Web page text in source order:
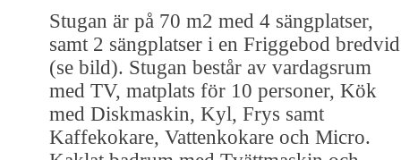
Stugan är på 70 m2 med 4 sängplatser,
samt 2 sängplatser i en Friggebod bredvid
(se bild). Stugan består av vardagsrum
med TV, matplats för 10 personer, Kök
med Diskmaskin, Kyl, Frys samt
Kaffekokare, Vattenkokare och Micro.